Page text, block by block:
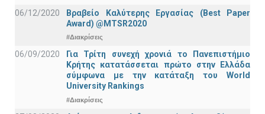
06/12/2020
Βραβείο Καλύτερης Εργασίας (Best Paper
Award) @MTSR2020
#Διακρίσεις
06/09/2020
Για Τρίτη συνεχή χρονιά το Πανεπιστήμιο
Κρήτης κατατάσσεται πρώτο στην Ελλάδα
σύμφωνα με την κατάταξη του World
University Rankings
#Διακρίσεις